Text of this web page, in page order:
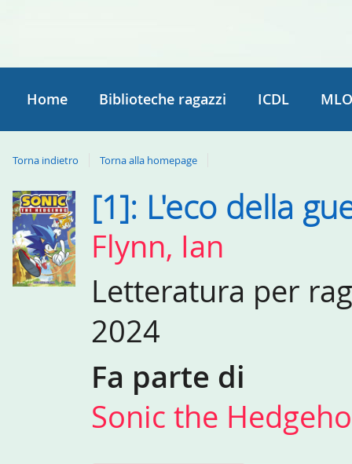
Home Biblioteche ragazzi ICDL
Torna indietro Torna alla homepage
Dettaglio
del
documento
[1]: L'eco della
Flynn, Ian
Letteratura per
2024
Fa parte di
Sonic the